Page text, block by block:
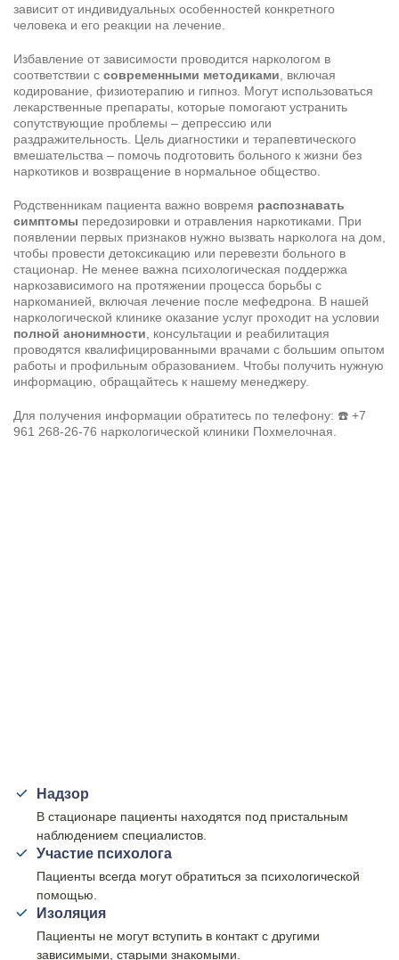
зависит от индивидуальных особенностей конкретного
человека и его реакции на лечение.
Избавление от зависимости проводится наркологом в
соответствии с современными методиками , включая
кодирование, физиотерапию и гипноз. Могут использоваться
лекарственные препараты, которые помогают устранить
сопутствующие проблемы – депрессию или
раздражительность. Цель диагностики и терапевтического
вмешательства – помочь подготовить больного к жизни без
наркотиков и возвращение в нормальное общество.
Родственникам пациента важно вовремя распознавать
симптомы передозировки и отравления наркотиками. При
появлении первых признаков нужно вызвать нарколога на дом
чтобы провести детоксикацию или перевезти больного в
стационар. Не менее важна психологическая поддержка
наркозависимого на протяжении процесса борьбы с
наркоманией, включая лечение после мефедрона. В нашей
наркологической клинике оказание услуг проходит на условии
полной анонимности , консультации и реабилитация
проводятся квалифицированными врачами с большим опытом
работы и профильным образованием. Чтобы получить нужную
информацию, обращайтесь к нашему менеджеру.
Для получения информации обратитесь по телефону: ☎️ +7
961 268-26-76 наркологической клиники Похмелочная.
Надзор
В стационаре пациенты находятся под пристальным
наблюдением специалистов.
Участие психолога
Пациенты всегда могут обратиться за психологической
помощью.
Изоляция
Пациенты не могут вступить в контакт с другими
зависимыми, старыми знакомыми.